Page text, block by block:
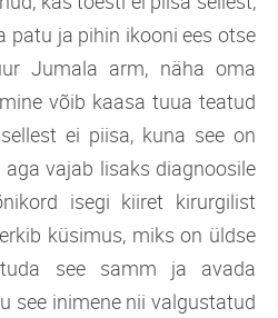
patu ja pihin ikooni ees otse
Jumala arm, näha oma
võib kaasa tuua teatud
ei piisa, kuna see on
vajab lisaks diagnoosile
isegi kiiret kirurgilist
küsimus, miks on üldse
see samm ja avada
see inimene nii valgustatud